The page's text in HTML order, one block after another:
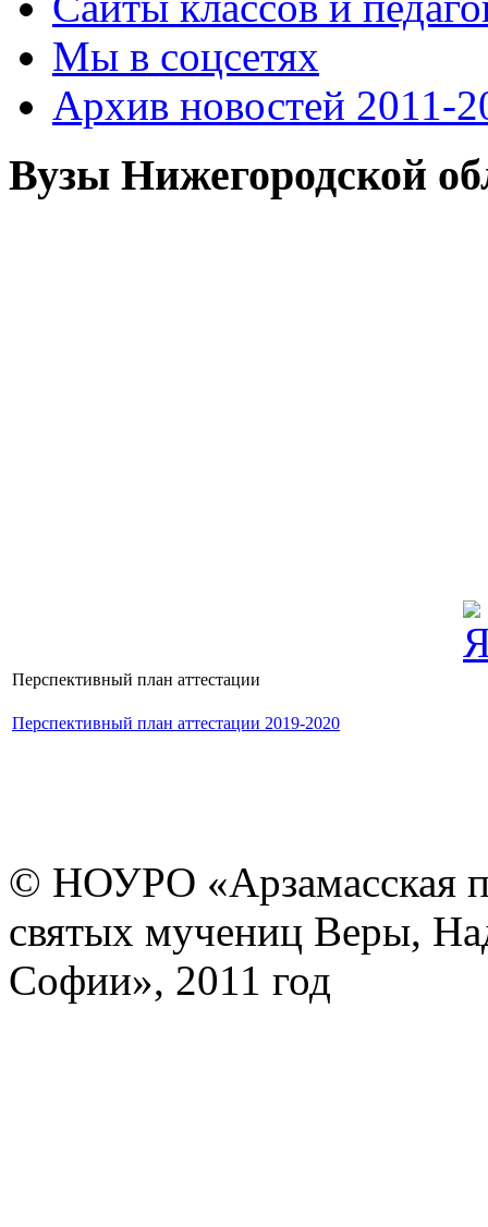
Мы в соцсетях
Архив новостей 2011-
Вузы Нижегородской
Перспективный план аттестации
Перспективный план аттестации 2019-2020
© НОУРО «Арзамасская
святых мучениц Веры,
Софии», 2011 год